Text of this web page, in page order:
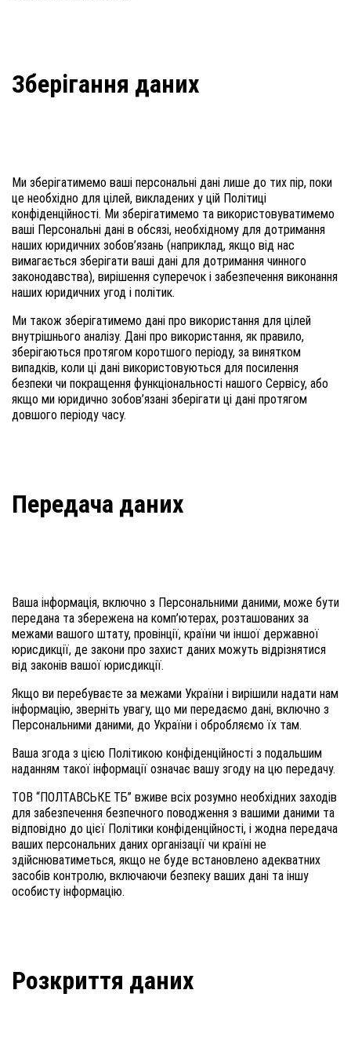
Зберігання даних
Ми зберігатимемо ваші персональні дані лише до тих пір, поки
це необхідно для цілей, викладених у цій Політиці
конфіденційності. Ми зберігатимемо та використовуватимемо
ваші Персональні дані в обсязі, необхідному для дотримання
наших юридичних зобов’язань (наприклад, якщо від нас
вимагається зберігати ваші дані для дотримання чинного
законодавства), вирішення суперечок і забезпечення виконання
наших юридичних угод і політик.
Ми також зберігатимемо дані про використання для цілей
внутрішнього аналізу. Дані про використання, як правило,
зберігаються протягом коротшого періоду, за винятком
випадків, коли ці дані використовуються для посилення
безпеки чи покращення функціональності нашого Сервісу, або
якщо ми юридично зобов’язані зберігати ці дані протягом
довшого періоду часу.
Передача даних
Ваша інформація, включно з Персональними даними, може бути
передана та збережена на комп’ютерах, розташованих за
межами вашого штату, провінції, країни чи іншої державної
юрисдикції, де закони про захист даних можуть відрізнятися
від законів вашої юрисдикції.
Якщо ви перебуваєте за межами України і вирішили надати нам
інформацію, зверніть увагу, що ми передаємо дані, включно з
Персональними даними, до України і обробляємо їх там.
Ваша згода з цією Політикою конфіденційності з подальшим
наданням такої інформації означає вашу згоду на цю передачу.
ТОВ “ПОЛТАВСЬКЕ ТБ” вживе всіх розумно необхідних заходів
для забезпечення безпечного поводження з вашими даними та
відповідно до цієї Політики конфіденційності, і жодна передача
ваших персональних даних організації чи країні не
здійснюватиметься, якщо не буде встановлено адекватних
засобів контролю, включаючи безпеку ваших дані та іншу
особисту інформацію.
Розкриття даних